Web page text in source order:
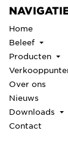
Home
Beleef
Producten
Over ons
Nieuws
Downloads
Contact